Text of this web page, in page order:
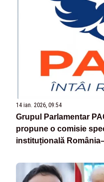
14 ian. 2026, 09:54
Grupul Parlamentar
propune o comisie
instituțională